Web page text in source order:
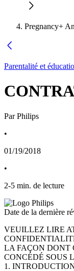
Pregnancy+
Parentalité et
Par Philips
•
01/19/2018
•
2-5 min. de lecture
Date de la dernière
VEUILLEZ LIRE
LA FAÇON DONT
CONCÉDÉ SOUS
1.